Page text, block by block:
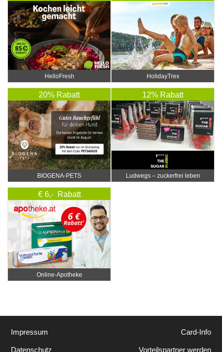
HelloFresh HolidayTrex
20% Rabatt
BIOGENA-PETS
12% Rabatt
Ludwegs – zuckerfrei leben
€ 6,- Rabatt
Online‑Apotheke
Impressum
Datenschutz
Card-Info
Vorteilspartner werden